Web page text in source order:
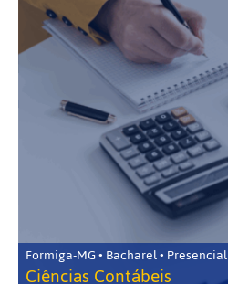
Formiga-MG • Bacharel • Presencial
Ciências Contábeis